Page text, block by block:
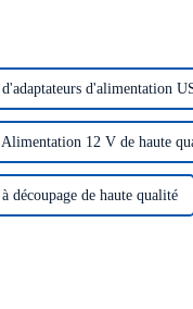
d'alimentation
Alimentation 12 V de haute
découpage de haute qualité